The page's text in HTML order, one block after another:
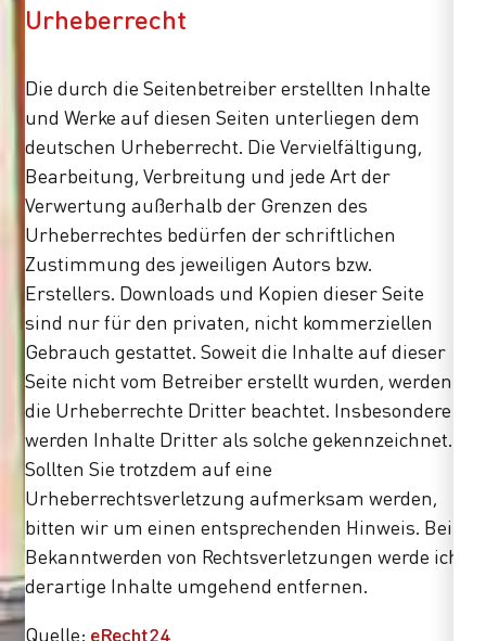
Urheberrecht
Die durch die Seitenbetreiber erstellten Inhalte
und Werke auf diesen Seiten unterliegen dem
deutschen Urheberrecht. Die Vervielfältigung,
Bearbeitung, Verbreitung und jede Art der
Verwertung außerhalb der Grenzen des
Urheberrechtes bedürfen der schriftlichen
Zustimmung des jeweiligen Autors bzw.
Erstellers. Downloads und Kopien dieser Seite
sind nur für den privaten, nicht kommerziellen
Gebrauch gestattet. Soweit die Inhalte auf dieser
Seite nicht vom Betreiber erstellt wurden, werden
die Urheberrechte Dritter beachtet. Insbesondere
werden Inhalte Dritter als solche gekennzeichnet.
Sollten Sie trotzdem auf eine
Urheberrechtsverletzung aufmerksam werden,
bitten wir um einen entsprechenden Hinweis. Bei
Bekanntwerden von Rechtsverletzungen werde ich
derartige Inhalte umgehend entfernen.
Quelle: eRecht24